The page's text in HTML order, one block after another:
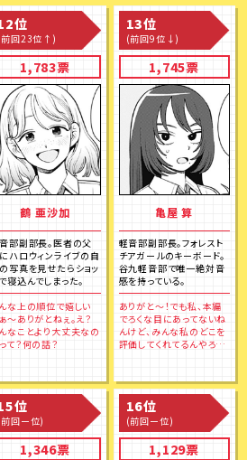
位
回23位↑)
1,783票
鶴 亜沙加
部副部長。医者の父
ハロウィンライブの自
写真を見せたらショッ
寝込んでしまった。
な上の順位で嬉しい
〜ありがとねぇ。え？
なことより大丈夫なの
て？何の話？
13位
(前回9位↓)
1,745票
亀屋 算
軽音部副部長。フォレスト
チアガールのキーボード。
谷九軽音部で唯一絶対音
感を持っている。
ありがと～！でも私、本編
でろくな目にあってないね
んけど、みんな私のどこを
評価してくれてるんやろ…
位
回ー位)
1,346票
16位
(前回ー位)
1,129票